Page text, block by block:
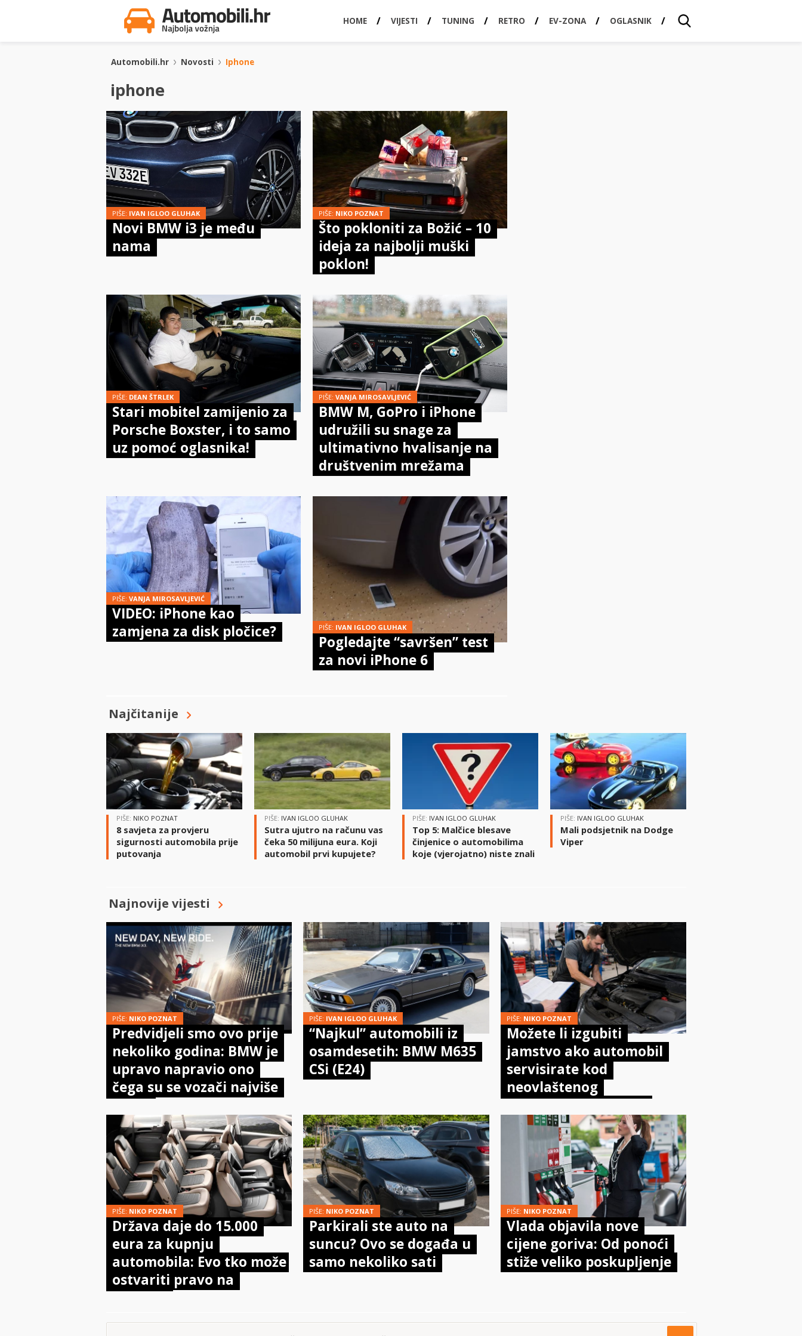
HOME VIJESTI TUNING RETRO EV-ZONA OGLASNIK
Automobili.hr Novosti Iphone
iphone
PIŠE: IVAN IGLOO GLUHAK
Novi BMW i3 je među
nama
PIŠE: NIKO POZNAT
Što pokloniti za Božić – 10
ideja za najbolji muški
poklon!
PIŠE: DEAN ŠTRLEK
Stari mobitel zamijenio za
Porsche Boxster, i to samo
uz pomoć oglasnika!
PIŠE: VANJA MIROSAVLJEVIĆ
BMW M, GoPro i iPhone
udružili su snage za
ultimativno hvalisanje na
društvenim mrežama
PIŠE: VANJA MIROSAVLJEVIĆ
VIDEO: iPhone kao
zamjena za disk pločice?
PIŠE: IVAN IGLOO GLUHAK
Pogledajte “savršen” test
za novi iPhone 6
Najčitanije
PIŠE: NIKO POZNAT
8 savjeta za provjeru
sigurnosti automobila prije
putovanja
PIŠE: IVAN IGLOO GLUHAK
Sutra ujutro na računu vas
čeka 50 milijuna eura. Koji
automobil prvi kupujete?
PIŠE: IVAN IGLOO GLUHAK
Top 5: Malčice blesave
činjenice o automobilima
koje (vjerojatno) niste znali
PIŠE: IVAN IGLOO GLUHAK
Mali podsjetnik na Dodge
Viper
Najnovije vijesti
PIŠE: NIKO POZNAT
Predvidjeli smo ovo prije
nekoliko godina: BMW je
upravo napravio ono
čega su se vozači najviše
PIŠE: IVAN IGLOO GLUHAK
“Najkul” automobili iz
osamdesetih: BMW M635
CSi (E24)
PIŠE: NIKO POZNAT
Možete li izgubiti
jamstvo ako automobil
servisirate kod
neovlaštenog
doista kaže zakon
PIŠE: NIKO POZNAT
Država daje do 15.000
eura za kupnju
automobila: Evo tko može
ostvariti pravo na
PIŠE: NIKO POZNAT
Parkirali ste auto na
suncu? Ovo se događa u
samo nekoliko sati
PIŠE: NIKO POZNAT
Vlada objavila nove
cijene goriva: Od ponoći
stiže veliko poskupljenje